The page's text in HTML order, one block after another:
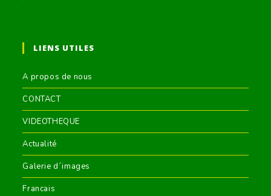
LIENS UTILES
A propos de nous
CONTACT
VIDEOTHEQUE
Actualité
Galerie d´images
Francais